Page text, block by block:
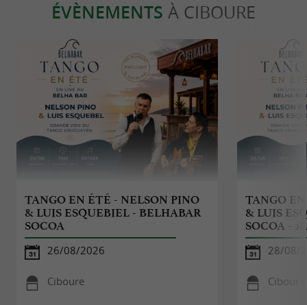
ÉVÈNEMENTS À CIBOURE
TANGO EN ÉTÉ - NELSON PINO
& LUIS ESQUEBIEL - BELHABAR
SOCOA
26/08/2026
Ciboure
TANGO
& LUIS
SOCOA -
28/08/
Ciboure